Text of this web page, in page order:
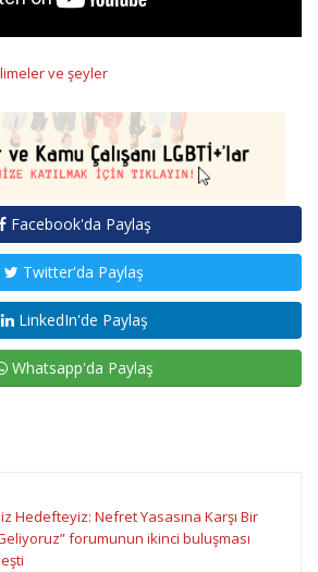
ve şeyler
Facebook'da Paylaş
Twitter'da Paylaş
LinkedIn'de Paylaş
Whatsapp'da Paylaş
Hedefteyiz: Nefret Yasasına Karşı Bir
forumunun ikinci buluşması